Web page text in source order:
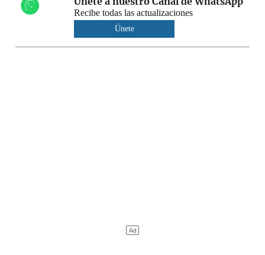
Recibe todas las actualizaciones
Únete